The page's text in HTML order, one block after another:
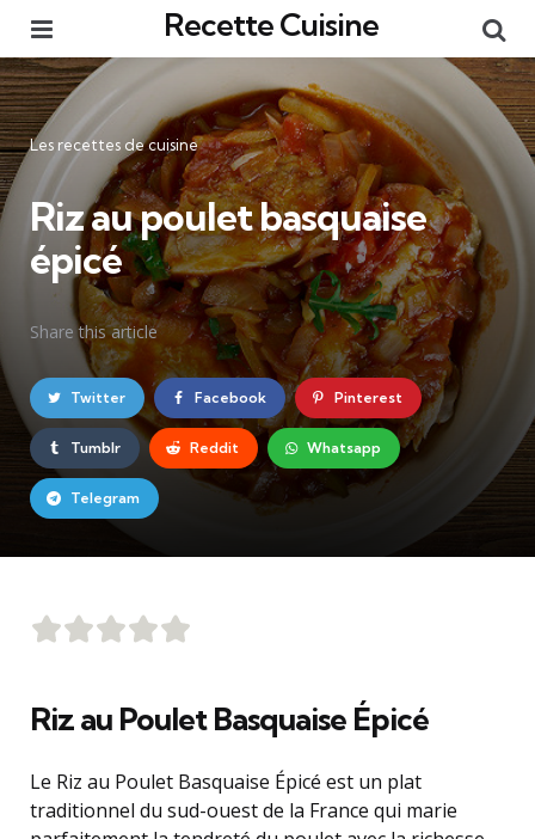
Recette Cuisine
Catégories
Les recettes de cuisine
Riz au poulet basquaise
épicé
Share this article
Twitter Facebook Pinterest
Tumblr Reddit Whatsapp
Telegram
Riz au Poulet Basquaise Épicé
Le Riz au Poulet Basquaise Épicé est un plat
traditionnel du sud-ouest de la France qui marie